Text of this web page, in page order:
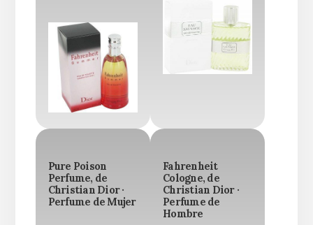
Pure Poison
Perfume, de
Christian Dior ·
Perfume de Mujer
Fahrenheit
Cologne, de
Christian Dior ·
Perfume de
Hombre